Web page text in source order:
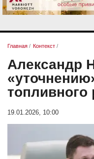
Главная / Контекст /
Александр
топливного
19.01.2026, 10:00